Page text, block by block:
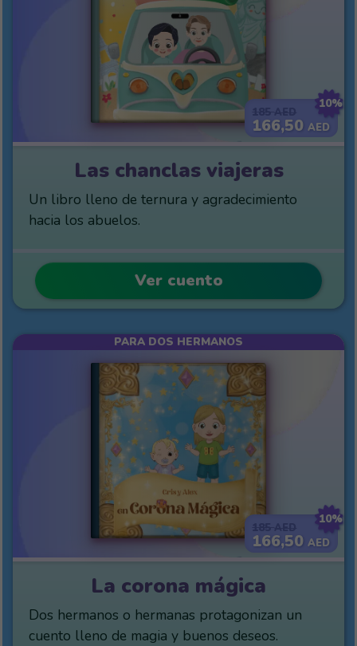
10%
166,50AED
Las chanclas viajeras
Un libro lleno de ternura y agradecimiento
hacia los abuelos.
Ver cuento
10%
166,50AED
PARA DOS HERMANOS
La corona mágica
Dos hermanos o hermanas protagonizan un
cuento lleno de magia y buenos deseos.